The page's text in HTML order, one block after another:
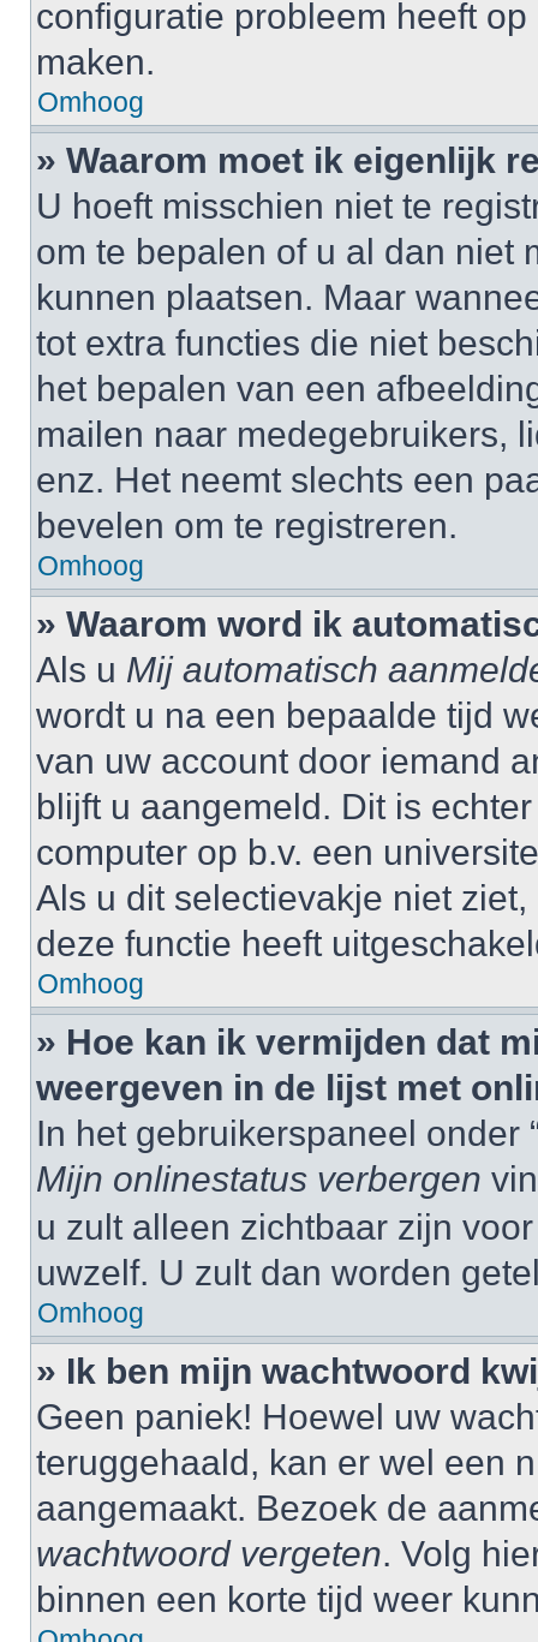
configuratie probleem heeft
maken.
Omhoog
» Waarom moet ik eigenlijk
U hoeft misschien niet te
om te bepalen of u al dan niet
kunnen plaatsen. Maar
tot extra functies die niet
het bepalen van een
mailen naar medegebruikers,
enz. Het neemt slechts een
bevelen om te registreren.
Omhoog
» Waarom word ik
Als u Mij automatisch
wordt u na een bepaalde tijd
van uw account door iemand
blijft u aangemeld. Dit is
computer op b.v. een
Als u dit selectievakje niet
deze functie heeft
Omhoog
» Hoe kan ik vermijden dat
weergeven in de lijst met
In het gebruikerspaneel onder
Mijn onlinestatus verbergen
u zult alleen zichtbaar zijn
uwzelf. U zult dan worden
Omhoog
» Ik ben mijn wachtwoord
Geen paniek! Hoewel uw
teruggehaald, kan er wel een
aangemaakt. Bezoek de
wachtwoord vergeten. Volg
binnen een korte tijd weer